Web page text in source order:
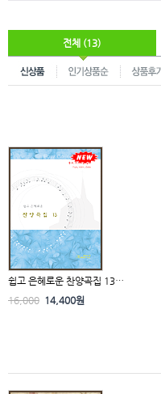
전체 (13)
쉽고 은혜로운 찬양곡집 13…
16,000 14,400원